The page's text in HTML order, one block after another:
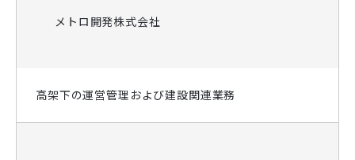
メトロ開発株式会社
高架下の運営管理および建設関連業務